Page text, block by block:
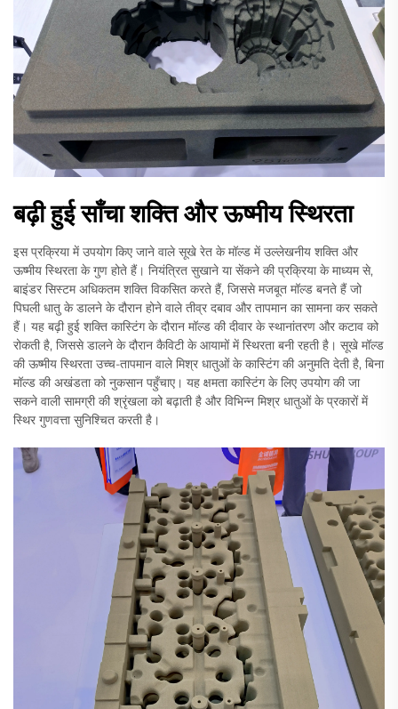
बढ़ी हुई साँचा शक्ति और ऊष्मीय स्थिरता
इस प्रक्रिया में उपयोग किए जाने वाले सूखे रेत के मॉल्ड में उल्लेखनीय शक्ति और
ऊष्मीय स्थिरता के गुण होते हैं। नियंत्रित सुखाने या सेंकने की प्रक्रिया के माध्यम से,
बाइंडर सिस्टम अधिकतम शक्ति विकसित करते हैं, जिससे मजबूत मॉल्ड बनते हैं जो
पिघली धातु के डालने के दौरान होने वाले तीव्र दबाव और तापमान का सामना कर सकते
हैं। यह बढ़ी हुई शक्ति कास्टिंग के दौरान मॉल्ड की दीवार के स्थानांतरण और कटाव को
रोकती है, जिससे डालने के दौरान कैविटी के आयामों में स्थिरता बनी रहती है। सूखे मॉल्ड
की ऊष्मीय स्थिरता उच्च-तापमान वाले मिश्र धातुओं के कास्टिंग की अनुमति देती है, बिना
मॉल्ड की अखंडता को नुकसान पहुँचाए। यह क्षमता कास्टिंग के लिए उपयोग की जा
सकने वाली सामग्री की श्रृंखला को बढ़ाती है और विभिन्न मिश्र धातुओं के प्रकारों में
स्थिर गुणवत्ता सुनिश्चित करती है।